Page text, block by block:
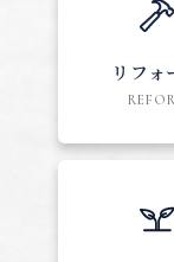
リフォ